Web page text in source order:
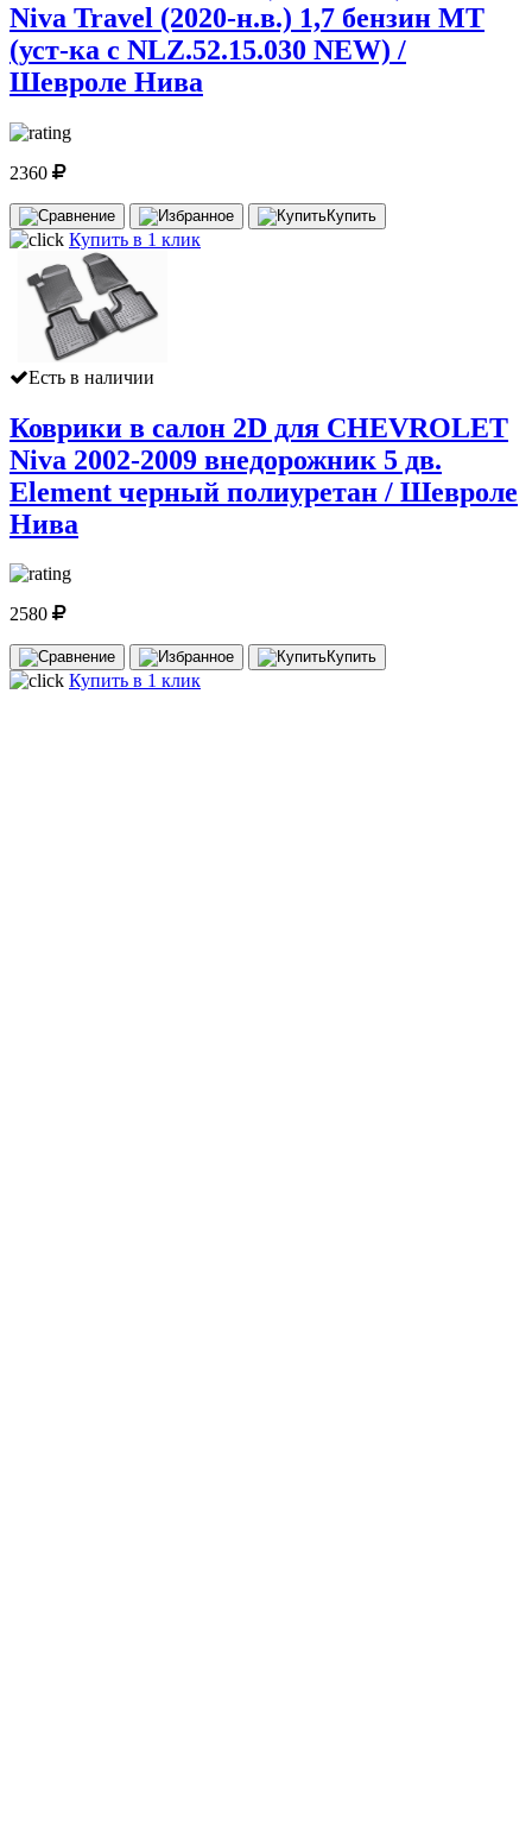
Niva Travel (2020-н.в.) 1,7 бензин МТ
(уст-ка с NLZ.52.15.030 NEW) /
Шевроле Нива
2360
Купить
Купить в 1 клик
Есть в наличии
Коврики в салон 2D для CHEVROLET
Niva 2002-2009 внедорожник 5 дв.
Element черный полиуретан / Шевроле
Нива
2580
Купить
Купить в 1 клик